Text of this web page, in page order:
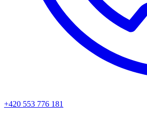
+420 553 776 181